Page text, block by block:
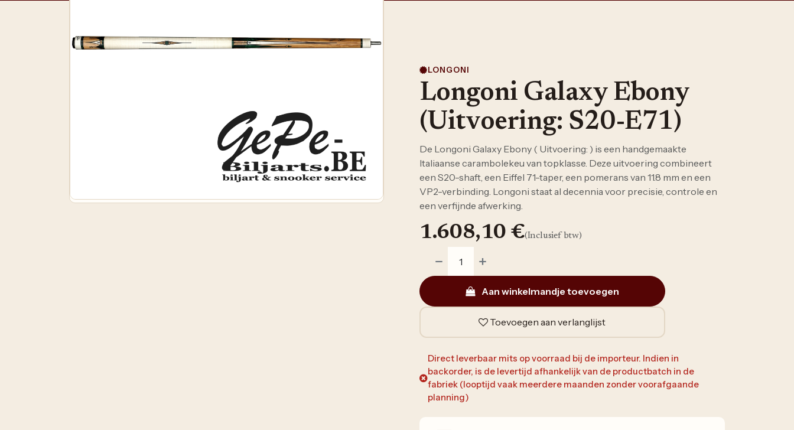
LONGONI
Longoni Galaxy Ebony
(Uitvoering: S20-E71)
De Longoni Galaxy Ebony ( Uitvoering: ) is een handgemaakte
Italiaanse carambolekeu van topklasse. Deze uitvoering combineert
een S20-shaft, een Eiffel 71-taper, een pomerans van 11.8 mm en een
VP2-verbinding. Longoni staat al decennia voor precisie, controle en
een verfijnde afwerking.
Aan winkelmandje toevoegen
Toevoegen aan verlanglijst
1.608,10 €(Inclusief btw)
Direct leverbaar mits op voorraad bij de importeur. Indien in
backorder, is de levertijd afhankelijk van de productbatch in de
fabriek (looptijd vaak meerdere maanden zonder voorafgaande
planning)